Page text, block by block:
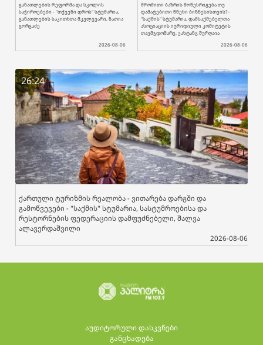
განათლების რეფორმა და სკოლის
საჭიროებები - "თქვენი დროს" სტუმარია,
განათლების საკითხთა მკვლევარი, ნათია
გორგაძე
2026-08-06
შრომითი ბაზრის მოწესრიგება თუ
დამატებითი წნეხი ბიზნესისთვის? -
"საქმის" სტუმარია, დამსაქმებელთა
ასოციაციის იურიდიული კომიტეტის
თავმჯდომარე, ვახტანგ შურღაია
2026-08-06
26:24
ქართული ტურიზმის რეალობა - ვითარება დარგში და
გამოწვევები - "საქმის" სტუმარია, სასტუმროებისა და
რესტორნების ფედერაციის დამფუძნებელი, შალვა
ალავერდაშვილი
2026-08-06
აუდიტორული დასკვნები
განცხადება